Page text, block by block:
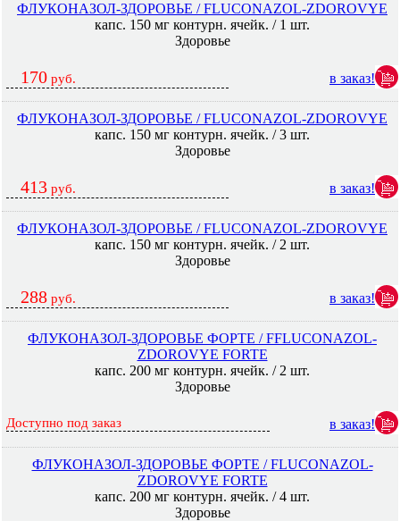
ФЛУКОНАЗОЛ-ЗДОРОВЬЕ / FLUCONAZOL-ZDOROVYE
капс. 150 мг контурн. ячейк. / 1 шт.
Здоровье
170 руб. в заказ!
ФЛУКОНАЗОЛ-ЗДОРОВЬЕ / FLUCONAZOL-ZDOROVYE
капс. 150 мг контурн. ячейк. / 3 шт.
Здоровье
413 руб. в заказ!
ФЛУКОНАЗОЛ-ЗДОРОВЬЕ / FLUCONAZOL-ZDOROVYE
капс. 150 мг контурн. ячейк. / 2 шт.
Здоровье
288 руб. в заказ!
ФЛУКОНАЗОЛ-ЗДОРОВЬЕ ФОРТЕ / FFLUCONAZOL-
ZDOROVYE FORTE
капс. 200 мг контурн. ячейк. / 2 шт.
Здоровье
Доступно под заказ в заказ!
ФЛУКОНАЗОЛ-ЗДОРОВЬЕ ФОРТЕ / FLUCONAZOL-
ZDOROVYE FORTE
капс. 200 мг контурн. ячейк. / 4 шт.
Здоровье